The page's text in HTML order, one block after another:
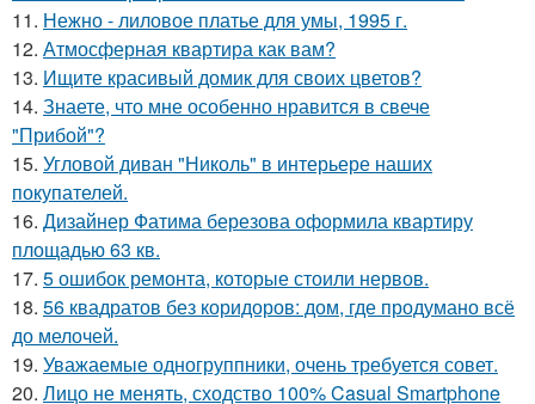
11. Нежно - лиловое платье для умы, 1995 г.
12. Атмосферная квартира как вам?
13. Ищите красивый домик для своих цветов?
14. Знаете, что мне особенно нравится в свече
"Прибой"?
15. Угловой диван "Николь" в интерьере наших
покупателей.
16. Дизайнер Фатима березова оформила квартиру
площадью 63 кв.
17. 5 ошибок ремонта, которые стоили нервов.
18. 56 квадратов без коридоров: дом, где продумано всё
до мелочей.
19. Уважаемые одногруппники, очень требуется совет.
20. Лицо не менять, сходство 100% Casual Smartphone